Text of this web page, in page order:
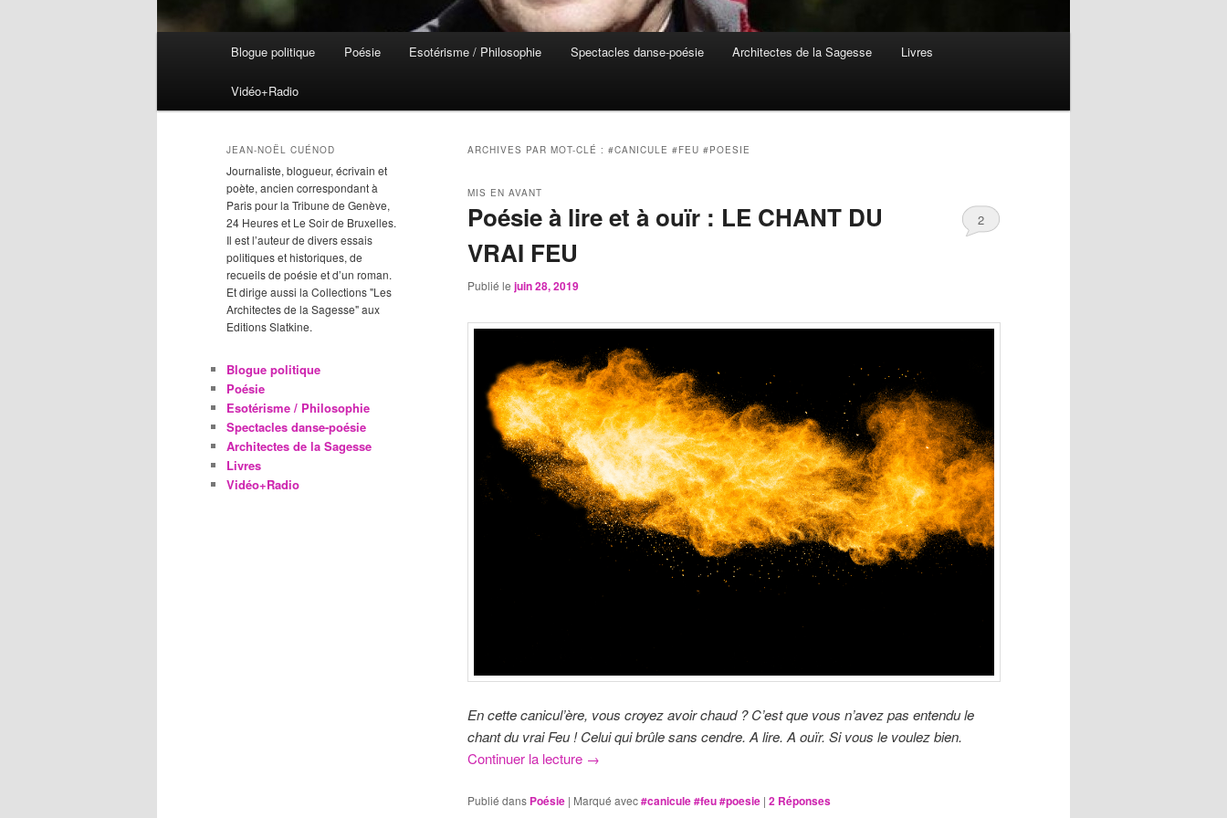
Aller
au
contenu
principal
Aller
au
contenu
secondaire
Blogue politique Poésie Esotérisme / Philosophie Spectacles danse-poésie Architectes de la Sagesse Livres
Vidéo+Radio
ARCHIVES PAR MOT-CLÉ : #CANICULE #FEU #POESIE
Poésie à lire et à ouïr : LE CHANT DU
VRAI FEU
MIS EN AVANT
Publié le juin 28, 2019
2
En cette canicul’ère, vous croyez avoir chaud ? C’est que vous n’avez pas entendu le
chant du vrai Feu ! Celui qui brûle sans cendre. A lire. A ouïr. Si vous le voulez bien.
Continuer la lecture →
Publié dans Poésie | Marqué avec#canicule #feu #poesie | 2 Réponses
JEAN-NOËL CUÉNOD
Journaliste, blogueur, écrivain et
poète, ancien correspondant à
Paris pour la Tribune de Genève,
24 Heures et Le Soir de Bruxelles.
Il est l’auteur de divers essais
politiques et historiques, de
recueils de poésie et d’un roman.
Et dirige aussi la Collections "Les
Architectes de la Sagesse" aux
Editions Slatkine.
Blogue politique
Poésie
Esotérisme / Philosophie
Spectacles danse-poésie
Architectes de la Sagesse
Livres
Vidéo+Radio